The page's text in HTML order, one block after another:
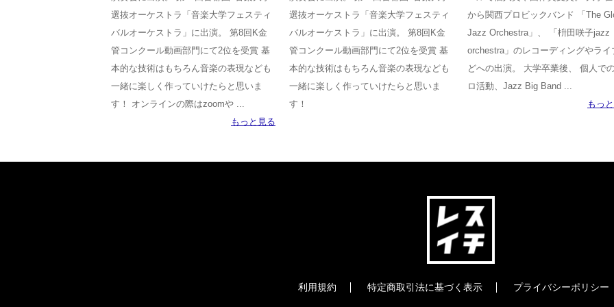
選抜オーケストラ「音楽大学フェスティ
バルオーケストラ」に出演。 第8回K金
管コンクール動画部門にて2位を受賞 基
本的な技術はもちろん音楽の表現なども
一緒に楽しく作っていけたらと思いま
す！ オンラインの際はzoomや ...
もっと見る
選抜オーケストラ「音楽大学フェスティ
バルオーケストラ」に出演。 第8回K金
管コンクール動画部門にて2位を受賞 基
本的な技術はもちろん音楽の表現なども
一緒に楽しく作っていけたらと思いま
す！
から関西プロビックバンド 「The
Jazz Orchestra」、 「枡田咲子jazz
orchestra」のレコーディングやライ
どへの出演。 大学卒業後、 個人で
ロ活動、Jazz Big Band ...
もっ
利用規約 特定商取引法に基づく表示 プライバシーポリシー